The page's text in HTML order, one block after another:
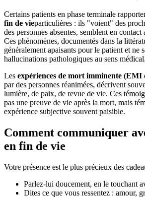
Certains patients en phase terminale
fin de vieparticulières : ils "voient" des
des personnes absentes, semblent en
Ces phénomènes, documentés dans la
généralement apaisants pour le patient et ne
hallucinations pathologiques au sens médical.
Les expériences de mort imminente (EMI
par des personnes réanimées, décrivent
lumière, de paix, de revue de vie. Ces
pas une preuve de vie après la mort, mais
expérience subjective souvent paisible.
Comment communiquer
en fin de vie
Votre présence est le plus précieux des
Parlez-lui doucement, en le touchant
Dites ce que vous ressentez : amour,